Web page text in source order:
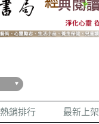
熱銷排行 最新上架